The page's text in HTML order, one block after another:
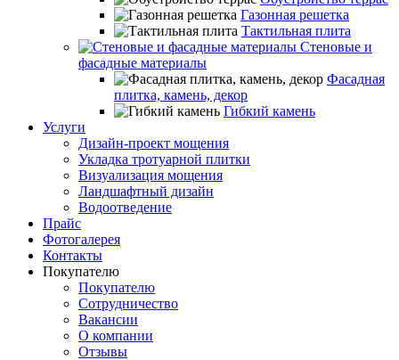
Газонная решетка
Тактильная плита
Стеновые и
фасадные материалы
Фасадная
плитка, камень, декор
Гибкий камень
Услуги
Дизайн-проект мощения
Укладка тротуарной плитки
Визуализация мощения
Ландшафтный дизайн
Водоотведение
Прайс
Фотогалерея
Контакты
Покупателю
Покупателю
Сотрудничество
Вакансии
О компании
Отзывы